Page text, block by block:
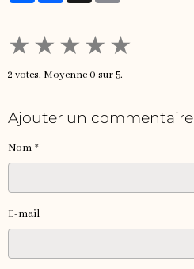
★ ★ ★ ★ ★
2 votes. Moyenne0 sur 5.
Ajouter un commentaire
Nom
E-mail